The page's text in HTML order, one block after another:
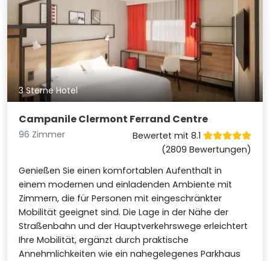
3 Sterne Hotel
Campanile Clermont Ferrand Centre
96 Zimmer
Bewertet mit 8.1
(2809 Bewertungen)
Genießen Sie einen komfortablen Aufenthalt in
einem modernen und einladenden Ambiente mit
Zimmern, die für Personen mit eingeschränkter
Mobilität geeignet sind. Die Lage in der Nähe der
Straßenbahn und der Hauptverkehrswege erleichtert
Ihre Mobilität, ergänzt durch praktische
Annehmlichkeiten wie ein nahegelegenes Parkhaus